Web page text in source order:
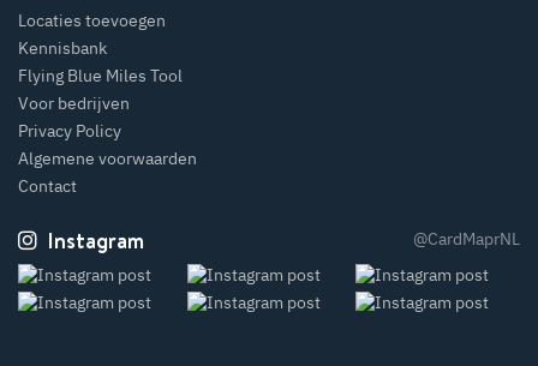
Locaties toevoegen
Kennisbank
Flying Blue Miles Tool
Voor bedrijven
Privacy Policy
Algemene voorwaarden
Contact
Instagram @CardMaprNL